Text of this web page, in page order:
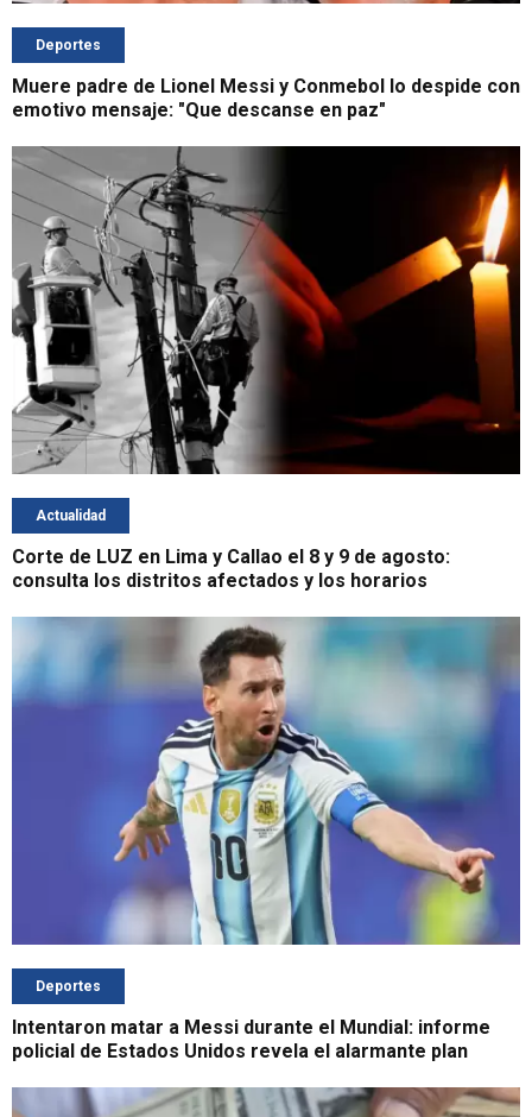
Deportes
Muere padre de Lionel Messi y Conmebol lo despide con
emotivo mensaje: "Que descanse en paz"
Actualidad
Corte de LUZ en Lima y Callao el 8 y 9 de agosto:
consulta los distritos afectados y los horarios
Deportes
Intentaron matar a Messi durante el Mundial: informe
policial de Estados Unidos revela el alarmante plan